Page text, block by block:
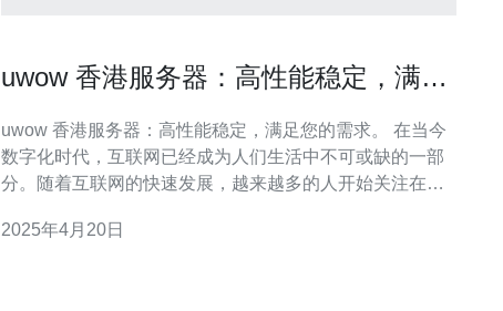
uwow 香港服务器：高性能稳定，满足
uwow 香港服务器：高性能稳定，满足您的需求。 在当今
数字化时代，互联网已经成为人们生活中不可或缺的一部
分。随着互联网的快速发展，越来越多的人开始关注在线
性能的服务器是非常重要的。uwow 香港服务器正是为满
2025年4月20日